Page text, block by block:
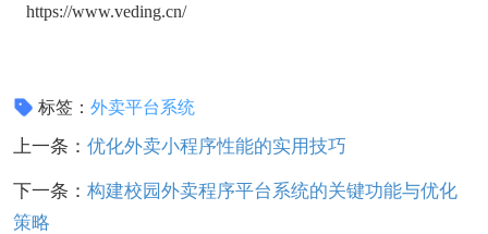
https://www.veding.cn/
标签：外卖平台系统
上一条： 优化外卖小程序性能的实用技巧
下一条： 构建校园外卖程序平台系统的关键功能与优化
策略